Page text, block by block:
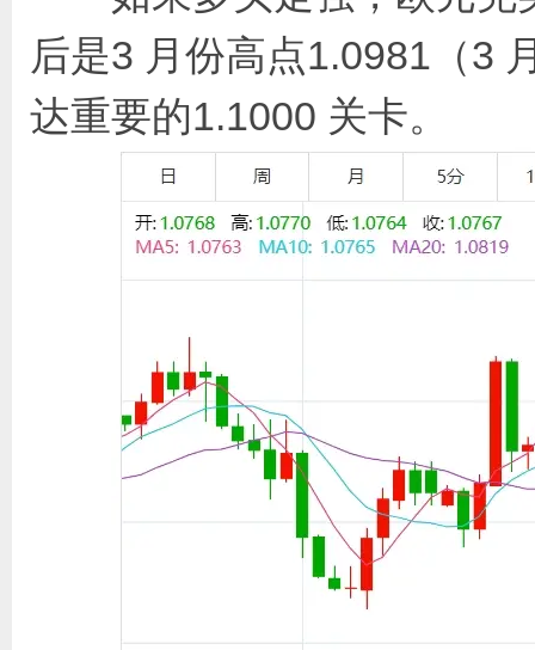
后是3 月份高点1.0981（3
达重要的1.1000 关卡。